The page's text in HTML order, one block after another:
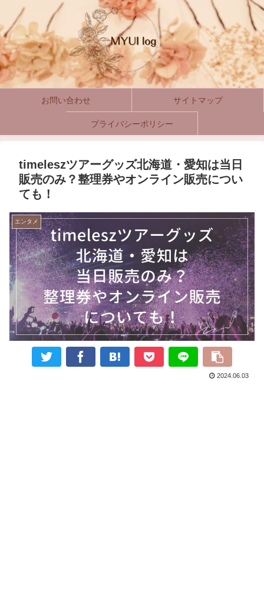
お問い合わせ サイトマップ
プライバシーポリシー
timeleszツアーグッズ北海道・愛知は当日
販売のみ？整理券やオンライン販売につい
ても！
エンタメ
2024.06.03